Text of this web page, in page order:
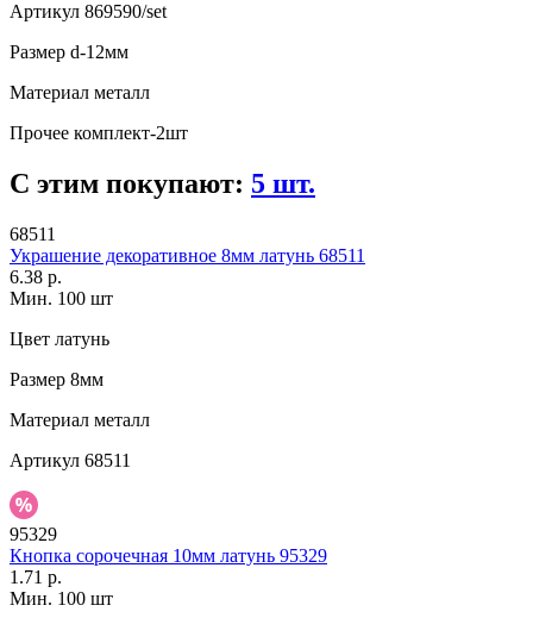
Артикул 869590/set
Размер d-12мм
Материал металл
Прочее комплект-2шт
С этим покупают: 5 шт.
68511
Украшение декоративное 8мм латунь 68511
6.38 р.
Мин. 100 шт
Цвет латунь
Размер 8мм
Материал металл
Артикул 68511
95329
Кнопка сорочечная 10мм латунь 95329
1.71 р.
Мин. 100 шт